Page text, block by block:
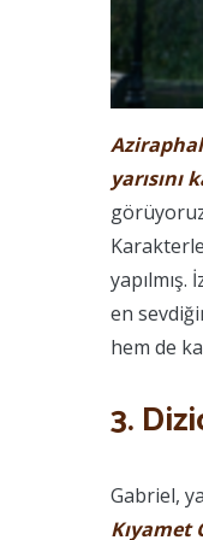
en
hem de
3.
Gabriel,
Kıyamet